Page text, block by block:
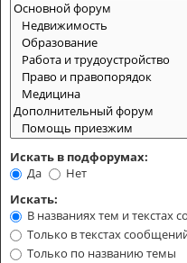
Искать в подфорумах:
Да
Нет
Искать:
В названиях тем и текстах
Только в текстах
Только по названию темы